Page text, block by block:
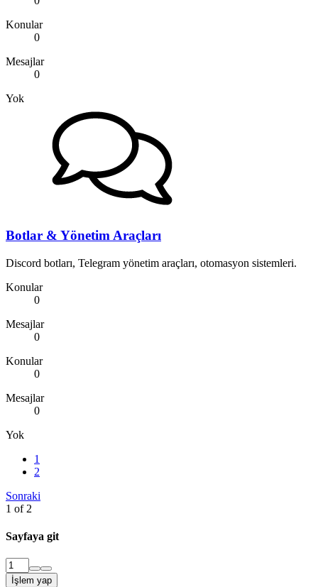
Konular
0
Mesajlar
0
Yok
Botlar & Yönetim Araçları
Discord botları, Telegram yönetim araçları, otomasyon sistemleri.
Konular
0
Mesajlar
0
Konular
0
Mesajlar
0
Yok
1
2
Sonraki
1 of 2
Sayfaya git
İşlem yap